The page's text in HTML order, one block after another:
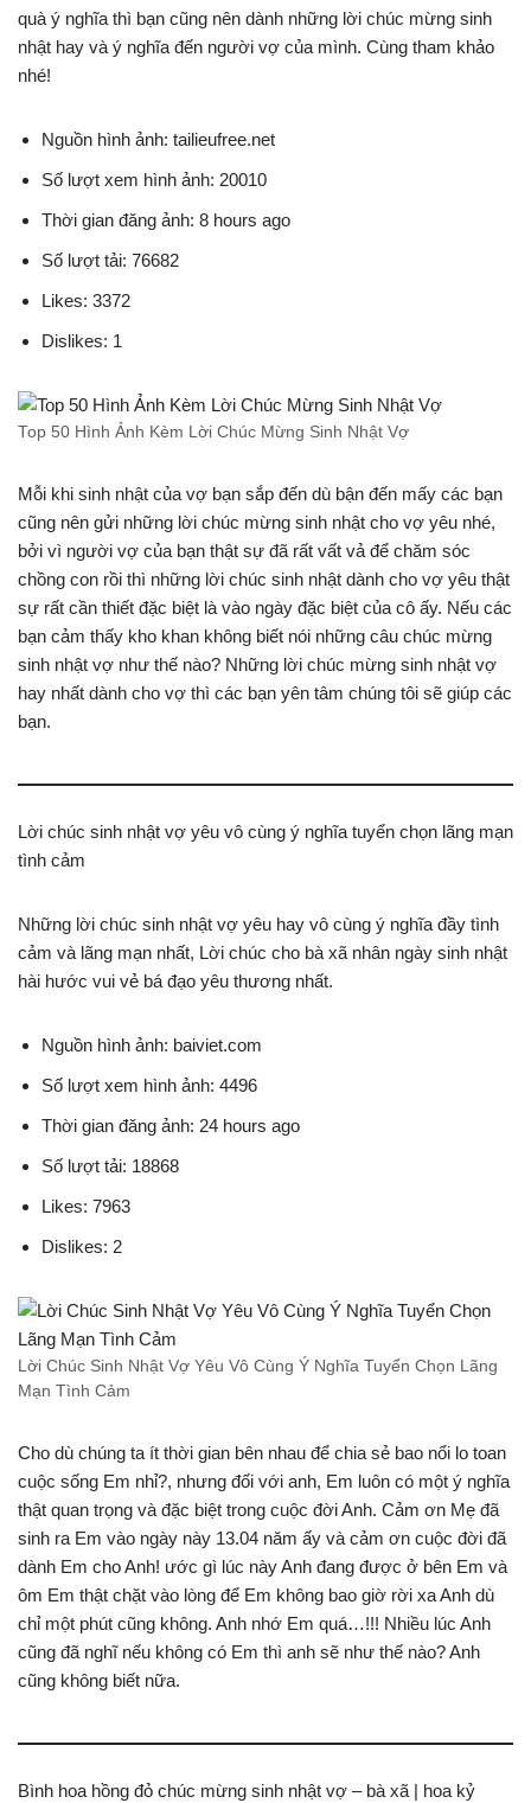
quà ý nghĩa thì bạn cũng nên dành những lời chúc mừng sinh
nhật hay và ý nghĩa đến người vợ của mình. Cùng tham khảo
nhé!
Nguồn hình ảnh: tailieufree.net
Số lượt xem hình ảnh: 20010
Thời gian đăng ảnh: 8 hours ago
Số lượt tải: 76682
Likes: 3372
Dislikes: 1
Top 50 Hình Ảnh Kèm Lời Chúc Mừng Sinh Nhật Vợ
Mỗi khi sinh nhật của vợ bạn sắp đến dù bận đến mấy các bạn
cũng nên gửi những lời chúc mừng sinh nhật cho vợ yêu nhé,
bởi vì người vợ của bạn thật sự đã rất vất vả để chăm sóc
chồng con rồi thì những lời chúc sinh nhật dành cho vợ yêu thật
sự rất cần thiết đặc biệt là vào ngày đặc biệt của cô ấy. Nếu các
bạn cảm thấy kho khan không biết nói những câu chúc mừng
sinh nhật vợ như thế nào? Những lời chúc mừng sinh nhật vợ
hay nhất dành cho vợ thì các bạn yên tâm chúng tôi sẽ giúp các
bạn.
Lời chúc sinh nhật vợ yêu vô cùng ý nghĩa tuyển chọn lãng mạn
tình cảm
Những lời chúc sinh nhật vợ yêu hay vô cùng ý nghĩa đầy tình
cảm và lãng mạn nhất, Lời chúc cho bà xã nhân ngày sinh nhật
hài hước vui vẻ bá đạo yêu thương nhất.
Nguồn hình ảnh: baiviet.com
Số lượt xem hình ảnh: 4496
Thời gian đăng ảnh: 24 hours ago
Số lượt tải: 18868
Likes: 7963
Dislikes: 2
Lời Chúc Sinh Nhật Vợ Yêu Vô Cùng Ý Nghĩa Tuyển Chọn Lãng
Mạn Tình Cảm
Cho dù chúng ta ít thời gian bên nhau để chia sẻ bao nổi lo toan
cuộc sống Em nhỉ?, nhưng đối với anh, Em luôn có một ý nghĩa
thật quan trọng và đặc biệt trong cuộc đời Anh. Cảm ơn Mẹ đã
sinh ra Em vào ngày này 13.04 năm ấy và cảm ơn cuộc đời đã
dành Em cho Anh! ước gì lúc này Anh đang được ở bên Em và
ôm Em thật chặt vào lòng để Em không bao giờ rời xa Anh dù
chỉ một phút cũng không. Anh nhớ Em quá…!!! Nhiều lúc Anh
cũng đã nghĩ nếu không có Em thì anh sẽ như thế nào? Anh
cũng không biết nữa.
Bình hoa hồng đỏ chúc mừng sinh nhật vợ – bà xã | hoa kỷ